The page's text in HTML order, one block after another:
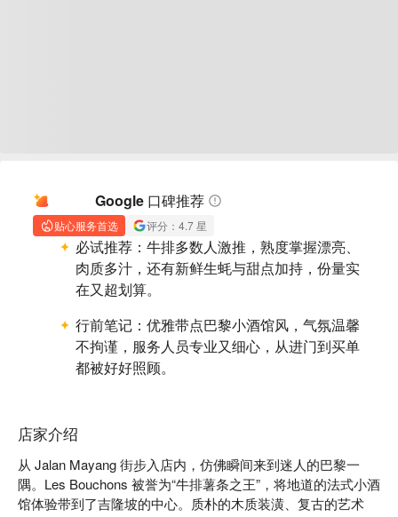
Google 口碑推荐
贴心服务首选 评分：4.7 星
必试推荐： 牛排多数人激推，熟度掌握漂亮、
肉质多汁，还有新鲜生蚝与甜点加持，份量实
在又超划算。
行前笔记： 优雅带点巴黎小酒馆风，气氛温馨
不拘谨，服务人员专业又细心，从进门到买单
都被好好照顾。
店家介绍
从 Jalan Mayang 街步入店内，仿佛瞬间来到迷人的巴黎一
隅。Les Bouchons 被誉为“牛排薯条之王”，将地道的法式小酒
馆体验带到了吉隆坡的中心。质朴的木质装潢、复古的艺术